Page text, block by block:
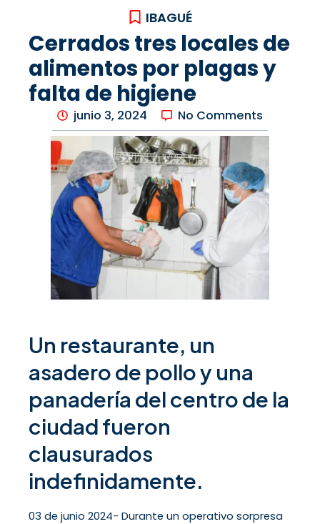
IBAGUÉ
Cerrados tres locales de
alimentos por plagas y
falta de higiene
junio 3, 2024 No Comments
Un restaurante, un
asadero de pollo y una
panadería del centro de la
ciudad fueron
clausurados
indefinidamente.
03 de junio 2024- Durante un operativo sorpresa